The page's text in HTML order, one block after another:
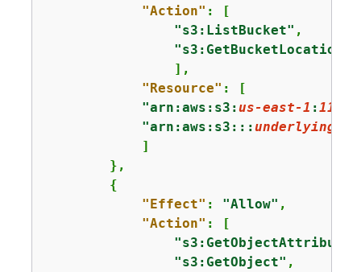
"Action" : [
"s3:ListBucket" ,
"s3:GetBucketLocation"
                ],
"Resource" : [
"arn:aws:s3:us-east-1 :
"arn:aws:s3:::underlying-
            ]
        },
{
"Effect" : "Allow" ,
"Action" : [
"s3:GetObject" ,